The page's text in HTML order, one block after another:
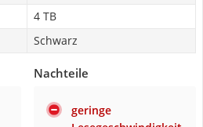
4 TB
Schwarz
Nachteile
geringe